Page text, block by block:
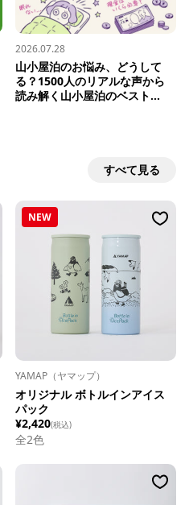
2026.07.28
山小屋泊のお悩み、どうして
る？1500人のリアルな声から
読み解く山小屋泊のベスト...
すべて見る
NEW
YAMAP（ヤマップ）
オリジナル ボトルインアイス
パック
¥2,420(税込)
全2色